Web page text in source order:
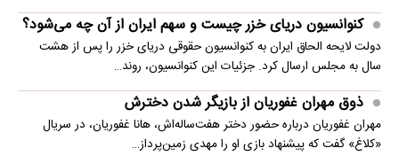
کنوانسیون دریای خزر چیست و سهم ایران از آن چه می‌شود؟
دولت لایحه الحاق ایران به کنوانسیون حقوقی دریای خزر را پس از هشت
سال به مجلس ارسال کرد. جزئیات این کنوانسیون، روند…
ذوق مهران غفوریان از بازیگر شدن دخترش
مهران غفوریان درباره حضور دختر هفت‌ساله‌اش، هانا غفوریان، در سریال
«کلاغ» گفت که پیشنهاد بازی او را مهدی زمین‌پرداز…